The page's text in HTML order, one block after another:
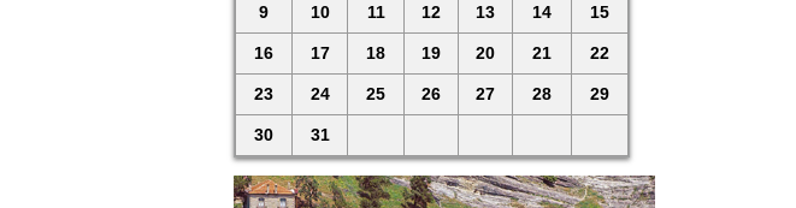
9 10 11 12 13 14 15
16 17 18 19 20 21 22
23 24 25 26 27 28 29
30 31